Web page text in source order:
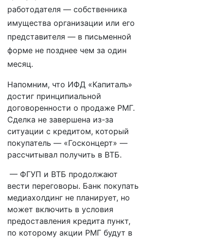
работодателя — собственника
имущества организации или его
представителя — в письменной
форме не позднее чем за один
месяц.
Напомним, что ИФД «Капиталъ»
достиг принципиальной
договоренности о продаже РМГ.
Сделка не завершена из-за
ситуации с кредитом, который
покупатель — «Госконцерт» —
рассчитывал получить в ВТБ.
— ФГУП и ВТБ продолжают
вести переговоры. Банк покупать
медиахолдинг не планирует, но
может включить в условия
предоставления кредита пункт,
по которому акции РМГ будут в